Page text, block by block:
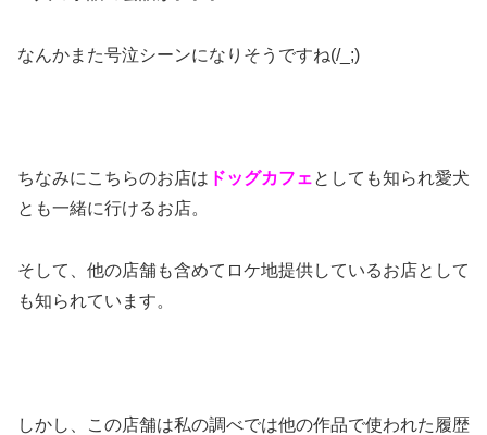
なんかまた号泣シーンになりそうですね(/_;)
ちなみにこちらのお店は ドッグカフェとしても知られ愛犬
とも一緒に行けるお店。
そして、他の店舗も含めてロケ地提供しているお店として
も知られています。
しかし、この店舗は私の調べでは他の作品で使われた履歴